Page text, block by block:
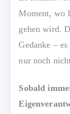
Moment, wo
gehen wird.
Gedanke –
nur noch
Sobald